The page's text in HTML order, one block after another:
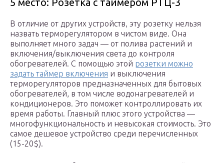
5 место: Розетка с таймером РТЦ-3
В отличие от других устройств, эту розетку нельзя
назвать терморегулятором в чистом виде. Она
выполняет много задач — от полива растений и
включения/выключения света до контроля
обогревателей. С помощью этой розетки можно
задать таймер включения и выключения
терморегуляторов предназначенных для бытовых
обогревателей, в том числе водонагревателей и
кондиционеров. Это поможет контроллировать их
время работы. Главный плюс этого устройства —
многофункциональность и невысокая стоимость. Это
самое дешевое устройство среди перечисленных
(15-20$).